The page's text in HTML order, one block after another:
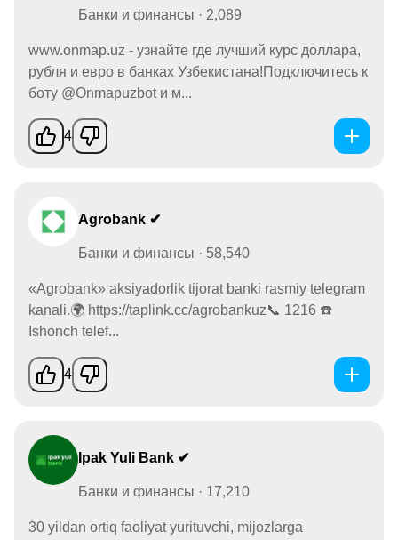
Банки и финансы · 2,089
www.onmap.uz - узнайте где лучший курс доллара,
рубля и евро в банках Узбекистана!Подключитесь к
боту @Onmapuzbot и м...
4
Agrobank ✔
Банки и финансы · 58,540
«Аgrobank» aksiyadorlik tijorat banki rasmiy telegram
kanali.🌍 https://taplink.cc/agrobankuz📞 1216 ☎️
Ishonch telef...
4
Ipak Yuli Bank ✔
Банки и финансы · 17,210
30 yildan ortiq faoliyat yurituvchi, mijozlarga